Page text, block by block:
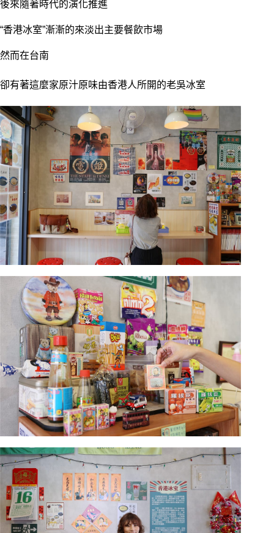
後來隨著時代的演化推進
“香港冰室”漸漸的來淡出主要餐飲市場
然而在台南
卻有著這麼家原汁原味由香港人所開的老吳冰室